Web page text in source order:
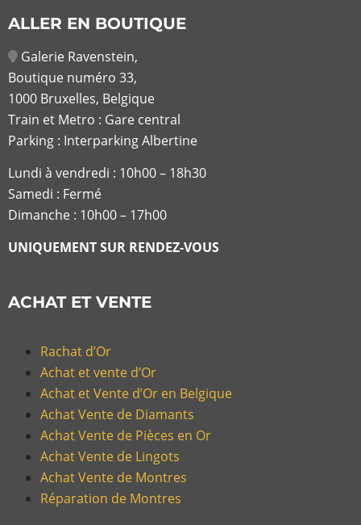
ALLER EN BOUTIQUE
Galerie Ravenstein,
Boutique numéro 33,
1000 Bruxelles, Belgique
Train et Metro : Gare central
Parking : Interparking Albertine
Lundi à vendredi : 10h00 – 18h30
Samedi : Fermé
Dimanche : 10h00 – 17h00
UNIQUEMENT SUR RENDEZ-VOUS
ACHAT ET VENTE
Rachat d’Or
Achat et vente d’Or
Achat et Vente d’Or en Belgique
Achat Vente de Diamants
Achat Vente de Pièces en Or
Achat Vente de Lingots
Achat Vente de Montres
Réparation de Montres